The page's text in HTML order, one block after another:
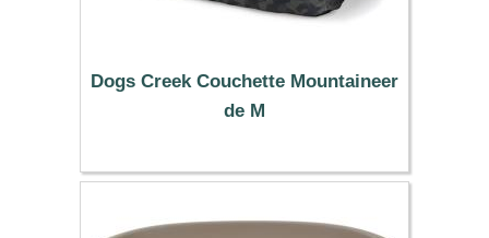
Dogs Creek Couchette Mountaineer
de M
65.40 €